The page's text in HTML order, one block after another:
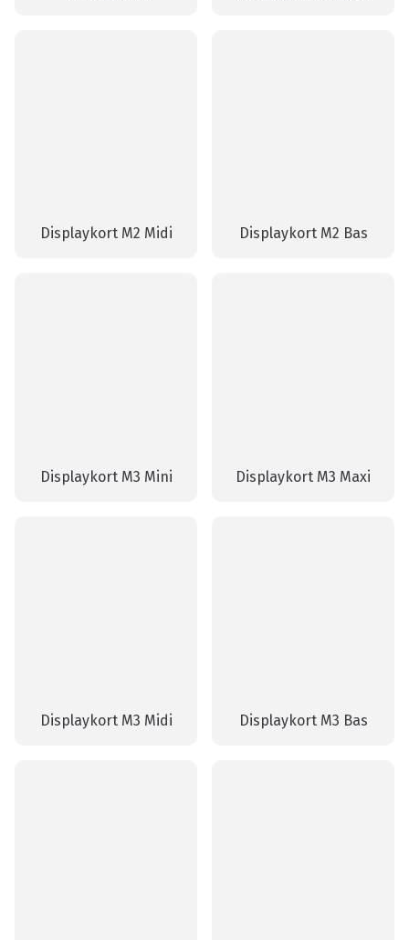
Displaykort M2 Midi Displaykort M2 Bas
Displaykort M3 Mini Displaykort M3 Maxi
Displaykort M3 Midi Displaykort M3 Bas